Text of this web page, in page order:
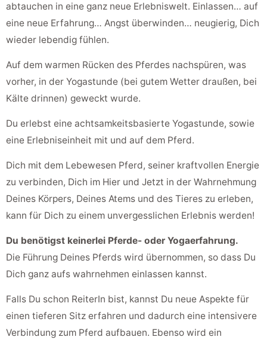
abtauchen in eine ganz neue Erlebniswelt. Einlassen… auf
eine neue Erfahrung… Angst überwinden… neugierig, Dich
wieder lebendig fühlen.
Auf dem warmen Rücken des Pferdes nachspüren, was
vorher, in der Yogastunde (bei gutem Wetter draußen, bei
Kälte drinnen) geweckt wurde.
Du erlebst eine achtsamkeitsbasierte Yogastunde, sowie
eine Erlebniseinheit mit und auf dem Pferd.
Dich mit dem Lebewesen Pferd, seiner kraftvollen Energie
zu verbinden, Dich im Hier und Jetzt in der Wahrnehmung
Deines Körpers, Deines Atems und des Tieres zu erleben,
kann für Dich zu einem unvergesslichen Erlebnis werden!
Du benötigst keinerlei Pferde- oder Yogaerfahrung.
Die Führung Deines Pferds wird übernommen, so dass Du
Dich ganz aufs wahrnehmen einlassen kannst.
Falls Du schon ReiterIn bist, kannst Du neue Aspekte für
einen tieferen Sitz erfahren und dadurch eine intensivere
Verbindung zum Pferd aufbauen. Ebenso wird ein